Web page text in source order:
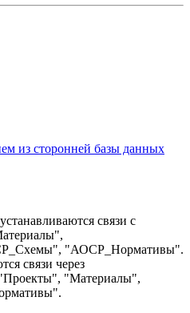
из сторонней базы данных
связи с
"АОСР_Нормативы".
связи через
"Материалы",